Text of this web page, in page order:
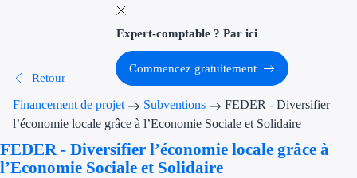
Thématiques
Financement
Transition
Expert-comptable ? Par ici
Commencez gratuitement
Retour
Financement de projet Subventions
FEDER - Diversifier
l’économie locale grâce à l’Economie Sociale et Solidaire
FEDER - Diversifier l’économie locale grâce à
l’Economie Sociale et Solidaire